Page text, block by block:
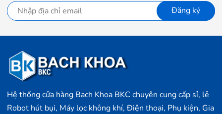
Đăng ký
Hệ thống cửa hàng Bach Khoa BKC chuyên cung cấp sỉ, lẻ
Robot hút bụi, Máy lọc không khí, Điện thoại, Phụ kiện, Gia